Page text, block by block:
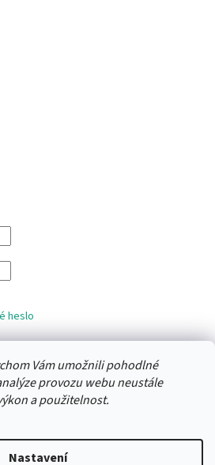
Vám umožnili pohodlné
provozu webu neustále
a použitelnost.
Nastavení
heslo
nebo
Přihlásit se přes Seznam